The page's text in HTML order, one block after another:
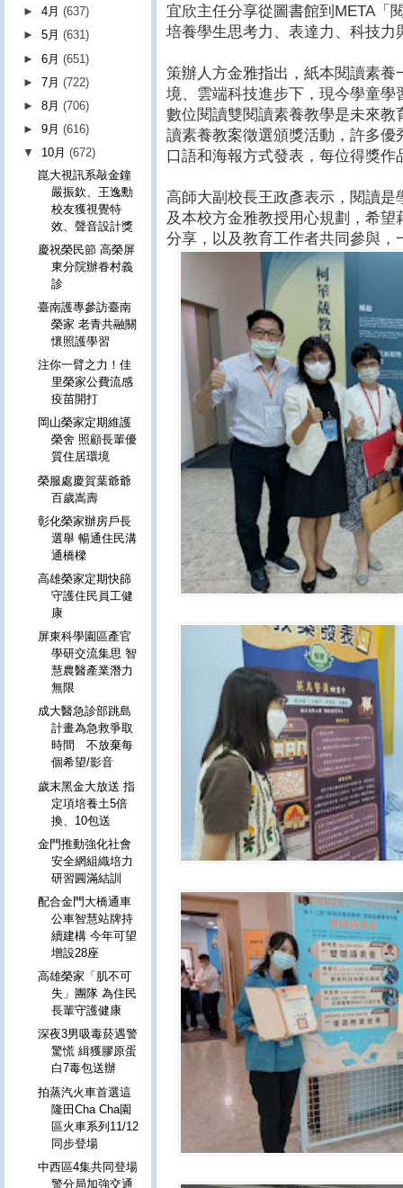
宜欣主任分享從圖書館到META「
培養學生思考力、表達力、科技
策辦人方金雅指出，紙本閱讀素
境、雲端科技進步下，現今學童
數位閱讀雙閱讀素養教學是未來
讀素養教案徵選頒獎活動，許多
口語和海報方式發表，每位得獎作
高師大副校長王政彥表示，閱讀
及本校方金雅教授用心規劃，希
分享，以及教育工作者共同參與
►4月(637)
►5月(631)
►6月(651)
►7月(722)
►8月(706)
►9月(616)
▼ 10月(672)
崑大視訊系敲金鐘
嚴振欽、王逸勳
校友獲視覺特
效、聲音設計獎
慶祝榮民節 高榮屏
東分院辦眷村義
診
臺南護專參訪臺南
榮家 老青共融關
懷照護學習
注你一臂之力！佳
里榮家公費流感
疫苗開打
岡山榮家定期維護
榮舍 照顧長輩優
質住居環境
榮服處慶賀葉爺爺
百歲嵩壽
彰化榮家辦房戶長
選舉 暢通住民溝
通橋樑
高雄榮家定期快篩
守護住民員工健
康
屏東科學園區產官
學研交流集思 智
慧農醫產業潛力
無限
成大醫急診部跳島
計畫為急救爭取
時間 不放棄每
個希望/影音
歲末黑金大放送 指
定項培養土5倍
換、10包送
金門推動強化社會
安全網組織培力
研習圓滿結訓
配合金門大橋通車
公車智慧站牌持
續建構 今年可望
增設28座
高雄榮家「肌不可
失」團隊 為住民
長輩守護健康
深夜3男吸毒菸遇警
驚慌 緝獲膠原蛋
白7毒包送辦
拍蒸汽火車首選這
隆田Cha Cha園
區火車系列11/12
同步登場
中西區4集共同登場
警分局加強交通